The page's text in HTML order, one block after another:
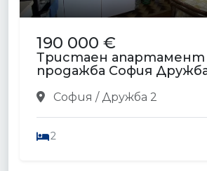
190 000 €
Тристаен апартамент
продажба София
София / Дружба 2
2